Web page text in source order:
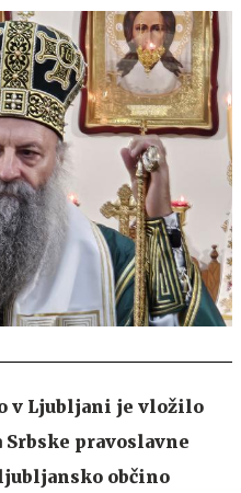
v Ljubljani je vložilo
pravoslavne
občino